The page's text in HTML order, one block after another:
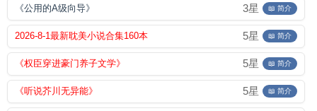
《公用的A级向导》 3星 📖 简介
2026-8-1最新耽美小说合集160本 5星 📖 简介
《权臣穿进豪门养子文学》 5星 📖 简介
《听说芥川无异能》 5星 📖 简介